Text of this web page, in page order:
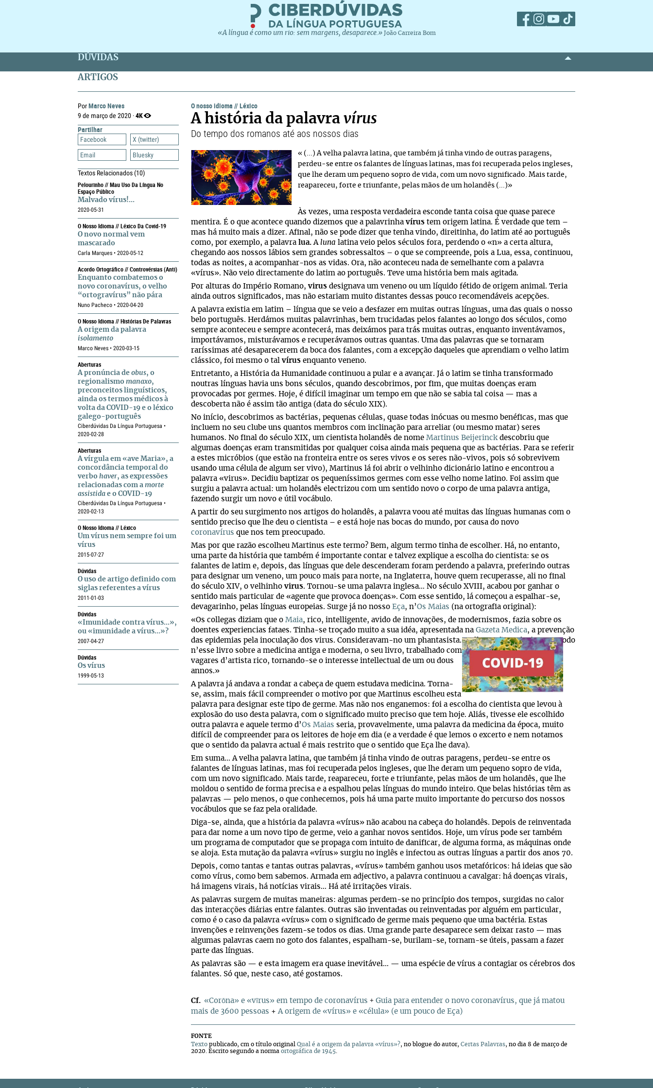
«A língua é como um rio: sem margens, desaparece.» João Carreira Bom
DÚVIDAS
ARTIGOS
PorMarco Neves
9 de março de 2020 ·4K
Partilhar
Facebook
X (twitter)
Email
Bluesky
Textos Relacionados(10)
Pelourinho // Mau Uso Da Língua No
Espaço Público
Malvado vírus!...
2020-05-31
O Nosso Idioma // Léxico Da Covid-19
O novo normal vem
mascarado
Carla Marques • 2020-05-12
Acordo Ortográfico // Controvérsias (anti)
Enquanto combatemos o
novo coronavírus, o velho
“ortogravírus” não pára
Nuno Pacheco • 2020-04-20
O Nosso Idioma // Histórias De Palavras
A origem da palavra
isolamento
Marco Neves • 2020-03-15
Aberturas
A pronúncia de obus, o
regionalismo manaxo,
preconceitos linguísticos,
ainda os termos médicos à
volta da COVID-19 e o léxico
galego-português
Ciberdúvidas Da Língua Portuguesa •
2020-02-28
Aberturas
A vírgula em «ave Maria», a
concordância temporal do
verbo haver, as expressões
relacionadas com a morte
assistida e o COVID-19
Ciberdúvidas Da Língua Portuguesa •
2020-02-13
O Nosso Idioma // Léxico
Um vírus nem sempre foi um
vírus
2015-07-27
Dúvidas
O uso de artigo definido com
siglas referentes a vírus
2011-01-03
Dúvidas
«Imunidade contra vírus...»,
ou «imunidade a vírus...»?
2007-04-27
Dúvidas
Os vírus
1999-05-13
O nosso idioma //Léxico
A história da palavra vírus
Do tempo dos romanos até aos nossos dias
« (...) A velha palavra latina, que também já tinha vindo de outras paragens,
perdeu-se entre os falantes de línguas latinas, mas foi recuperada pelos ingleses,
que lhe deram um pequeno sopro de vida, com um novo significado. Mais tarde,
reapareceu, forte e triunfante, pelas mãos de um holandês (...)»
Às vezes, uma resposta verdadeira esconde tanta coisa que quase parece
mentira. É o que acontece quando dizemos que a palavrinha vírus tem origem latina. É verdade que tem –
mas há muito mais a dizer. Afinal, não se pode dizer que tenha vindo, direitinha, do latim até ao português
como, por exemplo, a palavra lua. A luna latina veio pelos séculos fora, perdendo o «n» a certa altura,
chegando aos nossos lábios sem grandes sobressaltos – o que se compreende, pois a Lua, essa, continuou,
todas as noites, a acompanhar-nos as vidas. Ora, não aconteceu nada de semelhante com a palavra
«vírus». Não veio directamente do latim ao português. Teve uma história bem mais agitada.
Por alturas do Império Romano, virus designava um veneno ou um líquido fétido de origem animal. Teria
ainda outros significados, mas não estariam muito distantes dessas pouco recomendáveis acepções.
A palavra existia em latim – língua que se veio a desfazer em muitas outras línguas, uma das quais o nosso
belo português. Herdámos muitas palavrinhas, bem trucidadas pelos falantes ao longo dos séculos, como
sempre aconteceu e sempre acontecerá, mas deixámos para trás muitas outras, enquanto inventávamos,
importávamos, misturávamos e recuperávamos outras quantas. Uma das palavras que se tornaram
raríssimas até desaparecerem da boca dos falantes, com a excepção daqueles que aprendiam o velho latim
clássico, foi mesmo o tal vírus enquanto veneno.
Entretanto, a História da Humanidade continuou a pular e a avançar. Já o latim se tinha transformado
noutras línguas havia uns bons séculos, quando descobrimos, por fim, que muitas doenças eram
provocadas por germes. Hoje, é difícil imaginar um tempo em que não se sabia tal coisa — mas a
descoberta não é assim tão antiga (data do século XIX).
No início, descobrimos as bactérias, pequenas células, quase todas inócuas ou mesmo benéficas, mas que
incluem no seu clube uns quantos membros com inclinação para arreliar (ou mesmo matar) seres
humanos. No final do século XIX, um cientista holandês de nome Martinus Beijerinckdescobriu que
algumas doenças eram transmitidas por qualquer coisa ainda mais pequena que as bactérias. Para se referir
a estes micróbios (que estão na fronteira entre os seres vivos e os seres não-vivos, pois só sobrevivem
usando uma célula de algum ser vivo), Martinus lá foi abrir o velhinho dicionário latino e encontrou a
palavra «virus». Decidiu baptizar os pequeníssimos germes com esse velho nome latino. Foi assim que
surgiu a palavra actual: um holandês electrizou com um sentido novo o corpo de uma palavra antiga,
fazendo surgir um novo e útil vocábulo.
A partir do seu surgimento nos artigos do holandês, a palavra voou até muitas das línguas humanas com o
sentido preciso que lhe deu o cientista – e está hoje nas bocas do mundo, por causa do novo
coronavírus que nos tem preocupado.
Mas por que razão escolheu Martinus este termo? Bem, algum termo tinha de escolher. Há, no entanto,
uma parte da história que também é importante contar e talvez explique a escolha do cientista: se os
falantes de latim e, depois, das línguas que dele descenderam foram perdendo a palavra, preferindo outras
para designar um veneno, um pouco mais para norte, na Inglaterra, houve quem recuperasse, ali no final
do século XIV, o velhinho virus. Tornou-se uma palavra inglesa… No século XVIII, acabou por ganhar o
sentido mais particular de «agente que provoca doenças». Com esse sentido, lá começou a espalhar-se,
devagarinho, pelas línguas europeias. Surge já no nosso Eça, n’Os Maias (na ortografia original):
«Os collegas diziam que o Maia, rico, intelligente, avido de innovações, de modernismos, fazia sobre os
doentes experiencias fataes. Tinha-se troçado muito a sua idéa, apresentada na Gazeta Medica, a prevenção
das epidemias pela inoculação dos virus. Consideravam-no um phantasista.E elle, então, refugiava-se todo
n’esse livro sobre a medicina antiga e moderna, o seu livro, trabalhado com
vagares d’artista rico, tornando-se o interesse intellectual de um ou dous
annos.»
A palavra já andava a rondar a cabeça de quem estudava medicina. Torna-
se, assim, mais fácil compreender o motivo por que Martinus escolheu esta
palavra para designar este tipo de germe. Mas não nos enganemos: foi a escolha do cientista que levou à
explosão do uso desta palavra, com o significado muito preciso que tem hoje. Aliás, tivesse ele escolhido
outra palavra e aquele termo d’Os Maias seria, provavelmente, uma palavra da medicina da época, muito
difícil de compreender para os leitores de hoje em dia (e a verdade é que lemos o excerto e nem notamos
que o sentido da palavra actual é mais restrito que o sentido que Eça lhe dava).
Em suma… A velha palavra latina, que também já tinha vindo de outras paragens, perdeu-se entre os
falantes de línguas latinas, mas foi recuperada pelos ingleses, que lhe deram um pequeno sopro de vida,
com um novo significado. Mais tarde, reapareceu, forte e triunfante, pelas mãos de um holandês, que lhe
moldou o sentido de forma precisa e a espalhou pelas línguas do mundo inteiro. Que belas histórias têm as
palavras — pelo menos, o que conhecemos, pois há uma parte muito importante do percurso dos nossos
vocábulos que se faz pela oralidade.
Diga-se, ainda, que a história da palavra «vírus» não acabou na cabeça do holandês. Depois de reinventada
para dar nome a um novo tipo de germe, veio a ganhar novos sentidos. Hoje, um vírus pode ser também
um programa de computador que se propaga com intuito de danificar, de alguma forma, as máquinas onde
se aloja. Esta mutação da palavra «vírus» surgiu no inglês e infectou as outras línguas a partir dos anos 70.
Depois, como tantas e tantas outras palavras, «vírus» também ganhou usos metafóricos: há ideias que são
como vírus, como bem sabemos. Armada em adjectivo, a palavra continuou a cavalgar: há doenças virais,
há imagens virais, há notícias virais… Há até irritações virais.
As palavras surgem de muitas maneiras: algumas perdem-se no princípio dos tempos, surgidas no calor
das interacções diárias entre falantes. Outras são inventadas ou reinventadas por alguém em particular,
como é o caso da palavra «vírus» com o significado de germe mais pequeno que uma bactéria. Estas
invenções e reinvenções fazem-se todos os dias. Uma grande parte desaparece sem deixar rasto — mas
algumas palavras caem no goto dos falantes, espalham-se, burilam-se, tornam-se úteis, passam a fazer
parte das línguas.
As palavras são — e esta imagem era quase inevitável… — uma espécie de vírus a contagiar os cérebros dos
falantes. Só que, neste caso, até gostamos.
Cf. «Corōna» e «vīrus» em tempo de coronavírus + Guia para entender o novo coronavírus, que já matou
mais de 3600 pessoas + A origem de «vírus» e «célula» (e um pouco de Eça)
FONTE
Texto publicado, cm o título original Qual é a origem da palavra «vírus»?, no blogue do autor, Certas Palavras, no dia 8 de março de
2020. Escrito segundo a norma ortográfica de 1945